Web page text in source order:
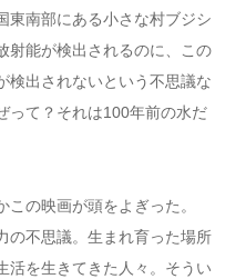
東南部にある小さな村ブジシ
射能が検出されるのに、この
検出されないという不思議な
って？それは100年前の水だ
の映画が頭をよぎった。
の不思議。生まれ育った場所
活を生きてきた人々。そうい